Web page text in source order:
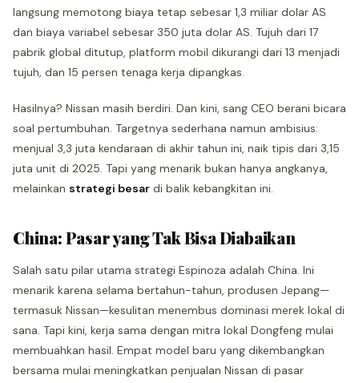
langsung memotong biaya tetap sebesar 1,3 miliar dolar AS
dan biaya variabel sebesar 350 juta dolar AS. Tujuh dari 17
pabrik global ditutup, platform mobil dikurangi dari 13 menjadi
tujuh, dan 15 persen tenaga kerja dipangkas.
Hasilnya? Nissan masih berdiri. Dan kini, sang CEO berani bicara
soal pertumbuhan. Targetnya sederhana namun ambisius:
menjual 3,3 juta kendaraan di akhir tahun ini, naik tipis dari 3,15
juta unit di 2025. Tapi yang menarik bukan hanya angkanya,
melainkan strategi besar di balik kebangkitan ini.
China: Pasar yang Tak Bisa Diabaikan
Salah satu pilar utama strategi Espinoza adalah China. Ini
menarik karena selama bertahun-tahun, produsen Jepang—
termasuk Nissan—kesulitan menembus dominasi merek lokal di
sana. Tapi kini, kerja sama dengan mitra lokal Dongfeng mulai
membuahkan hasil. Empat model baru yang dikembangkan
bersama mulai meningkatkan penjualan Nissan di pasar